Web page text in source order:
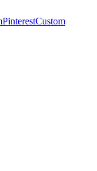
PinterestCustom